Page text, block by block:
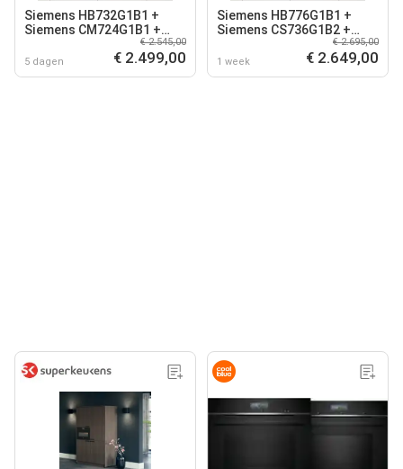
Siemens HB732G1B1 +
Siemens CM724G1B1 +
Siemens BI710C1B1
5 dagen
€ 2.545,00
€ 2.499,00
Siemens HB776G1B1 +
Siemens CS736G1B2 +
Siemens BI710C1B1
1 week
€ 2.695,00
€ 2.649,00